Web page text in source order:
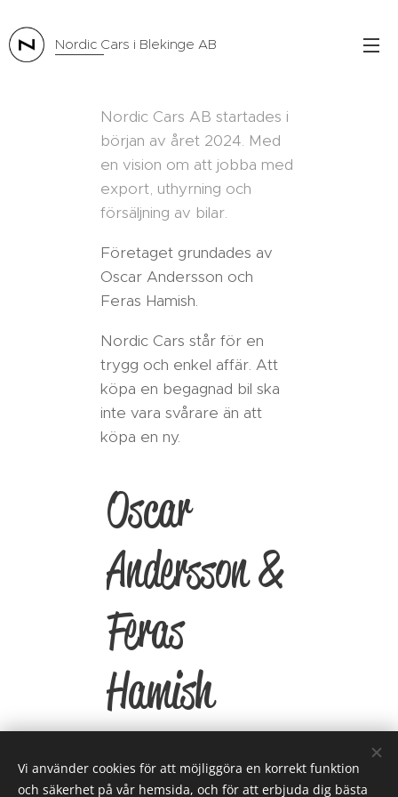
Nordic Cars i Blekinge AB
Nordic Cars AB startades i
början av året 2024. Med
en vision om att jobba med
export, uthyrning och
försäljning av bilar.
Företaget grundades av
Oscar Andersson och
Feras Hamish.
Nordic Cars står för en
trygg och enkel affär. Att
köpa en begagnad bil ska
inte vara svårare än att
köpa en ny.
Oscar
Andersson &
Feras
Hamish
Vi använder cookies för att möjliggöra en korrekt funktion
och säkerhet på vår hemsida, och för att erbjuda dig bästa